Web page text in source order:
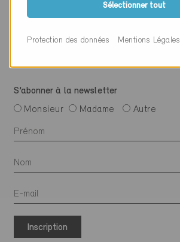
Suivre Minergie
S’abonner à la newsletter
Monsieur
Madame Autre
Inscription
Sélectionner tout
Protection des données Mentions Légales